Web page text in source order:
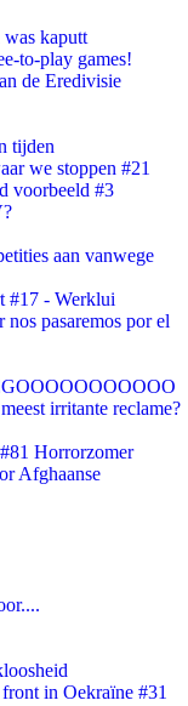
kaputt
to-play games!
de Eredivisie
tijden
we stoppen #21
voorbeeld #3
aan vanwege
#17 - Werklui
nos pasaremos por el
irritante reclame?
Horrorzomer
Afghaanse
in Oekraïne #31